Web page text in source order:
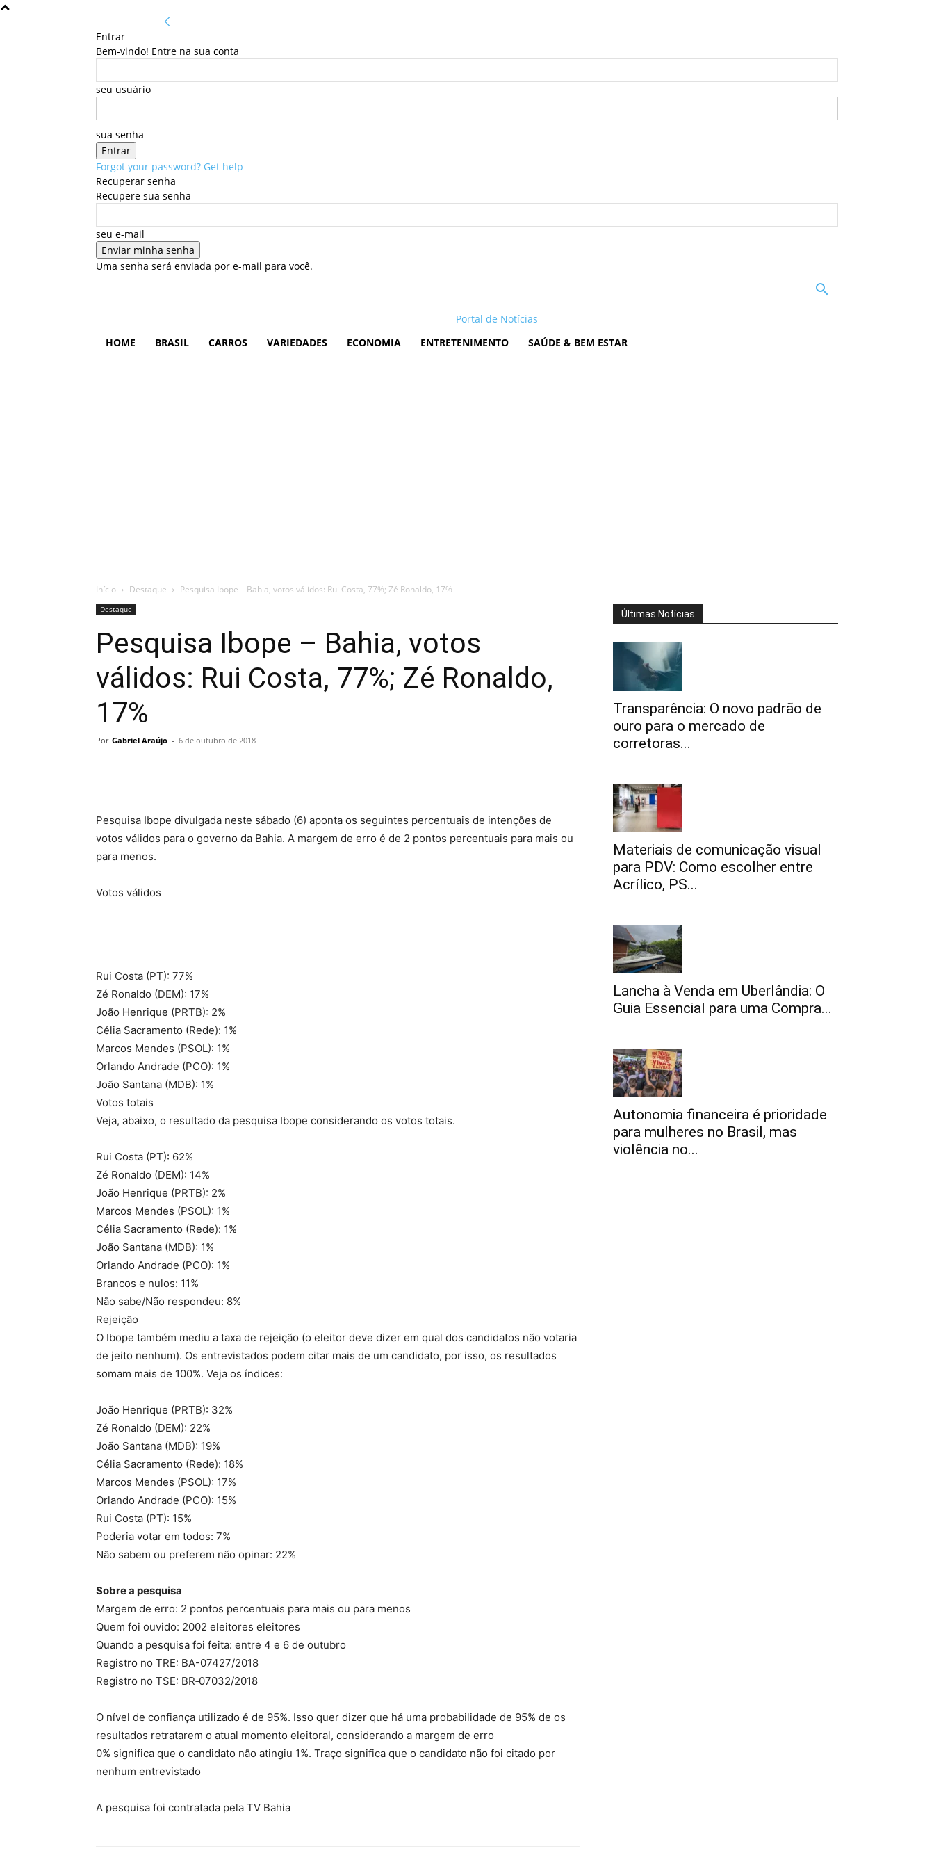
Entrar
Bem-vindo! Entre na sua conta
seu usuário
sua senha
Forgot your password? Get help
Recuperar senha
Recupere sua senha
seu e-mail
Uma senha será enviada por e-mail para você.
Portal de Notícias
HOME
BRASIL CARROS VARIEDADES ECONOMIA ENTRETENIMENTO SAÚDE & BEM ESTAR
Início Destaque Pesquisa Ibope – Bahia, votos válidos: Rui Costa, 77%; Zé Ronaldo, 17%
Destaque
Pesquisa Ibope – Bahia, votos
válidos: Rui Costa, 77%; Zé Ronaldo,
17%
Por Gabriel Araújo - 6 de outubro de 2018
Pesquisa Ibope divulgada neste sábado (6) aponta os seguintes percentuais de intenções de
votos válidos para o governo da Bahia. A margem de erro é de 2 pontos percentuais para mais ou
para menos.
Votos válidos
Rui Costa (PT): 77%
Zé Ronaldo (DEM): 17%
João Henrique (PRTB): 2%
Célia Sacramento (Rede): 1%
Marcos Mendes (PSOL): 1%
Orlando Andrade (PCO): 1%
João Santana (MDB): 1%
Votos totais
Veja, abaixo, o resultado da pesquisa Ibope considerando os votos totais.
Rui Costa (PT): 62%
Zé Ronaldo (DEM): 14%
João Henrique (PRTB): 2%
Marcos Mendes (PSOL): 1%
Célia Sacramento (Rede): 1%
João Santana (MDB): 1%
Orlando Andrade (PCO): 1%
Brancos e nulos: 11%
Não sabe/Não respondeu: 8%
Rejeição
O Ibope também mediu a taxa de rejeição (o eleitor deve dizer em qual dos candidatos não votaria
de jeito nenhum). Os entrevistados podem citar mais de um candidato, por isso, os resultados
somam mais de 100%. Veja os índices:
João Henrique (PRTB): 32%
Zé Ronaldo (DEM): 22%
João Santana (MDB): 19%
Célia Sacramento (Rede): 18%
Marcos Mendes (PSOL): 17%
Orlando Andrade (PCO): 15%
Rui Costa (PT): 15%
Poderia votar em todos: 7%
Não sabem ou preferem não opinar: 22%
Sobre a pesquisa
Margem de erro: 2 pontos percentuais para mais ou para menos
Quem foi ouvido: 2002 eleitores eleitores
Quando a pesquisa foi feita: entre 4 e 6 de outubro
Registro no TRE: BA-07427/2018
Registro no TSE: BR‐07032/2018
O nível de confiança utilizado é de 95%. Isso quer dizer que há uma probabilidade de 95% de os
resultados retratarem o atual momento eleitoral, considerando a margem de erro
0% significa que o candidato não atingiu 1%. Traço significa que o candidato não foi citado por
nenhum entrevistado
A pesquisa foi contratada pela TV Bahia
Últimas Notícias
Transparência: O novo padrão de
ouro para o mercado de
corretoras...
Materiais de comunicação visual
para PDV: Como escolher entre
Acrílico, PS...
Lancha à Venda em Uberlândia: O
Guia Essencial para uma Compra...
Autonomia financeira é prioridade
para mulheres no Brasil, mas
violência no...